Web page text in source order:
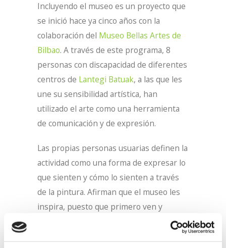
Incluyendo el museo es un proyecto que
se inició hace ya cinco años con la
colaboración del Museo Bellas Artes de
Bilbao. A través de este programa, 8
personas con discapacidad de diferentes
centros de Lantegi Batuak, a las que les
une su sensibilidad artística, han
utilizado el arte como una herramienta
de comunicación y de expresión.
Las propias personas usuarias definen la
actividad como una forma de expresar lo
que sienten y cómo lo sienten a través
de la pintura. Afirman que el museo les
inspira, puesto que primero ven y
expuestas en el museo y, después, crean